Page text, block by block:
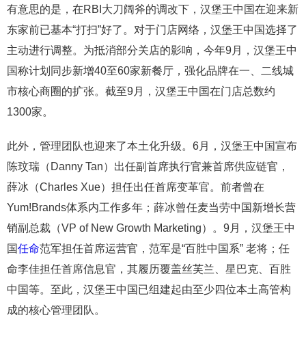
有意思的是，在RBI大刀阔斧的调改下，汉堡王中国在迎来新
东家前已基本“打扫”好了。对于门店网络，汉堡王中国选择了
主动进行调整。为抵消部分关店的影响，今年9月，汉堡王中
国称计划同步新增40至60家新餐厅，强化品牌在一、二线城
市核心商圈的扩张。截至9月，汉堡王中国在门店总数约
1300家。
此外，管理团队也迎来了本土化升级。6月，汉堡王中国宣布
陈玟瑞（Danny Tan）出任副首席执行官兼首席供应链官，
薛冰（Charles Xue）担任出任首席变革官。前者曾在
Yum!Brands体系内工作多年；薛冰曾任麦当劳中国新增长营
销副总裁（VP of New Growth Marketing）。9月，汉堡王中
国任命范军担任首席运营官，范军是“百胜中国系” 老将；任
命李佳担任首席信息官，其履历覆盖丝芙兰、星巴克、百胜
中国等。至此，汉堡王中国已组建起由至少四位本土高管构
成的核心管理团队。